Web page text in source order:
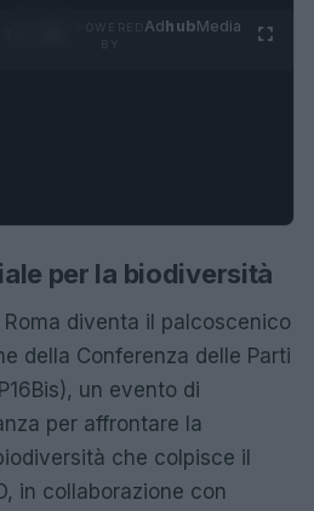
AdhubMedia
per la biodiversità
diventa il palcoscenico
della Conferenza delle Parti
un evento di
per affrontare la
che colpisce il
in collaborazione con